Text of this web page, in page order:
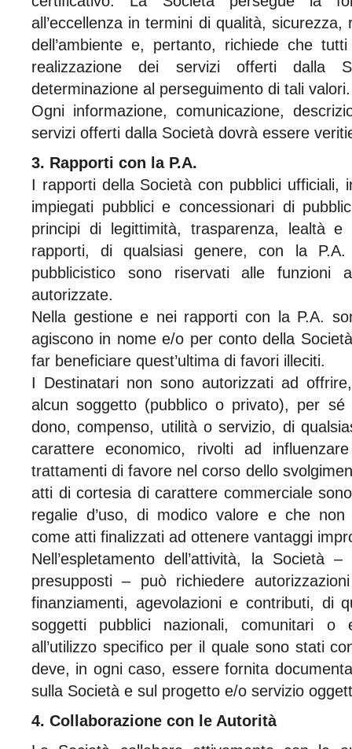
all’eccellenza in termini di qualità,
dell’ambiente e, pertanto, richiede che
realizzazione dei servizi offerti dalla
determinazione al perseguimento di tali valori.
Ogni informazione, comunicazione,
servizi offerti dalla Società dovrà essere
3. Rapporti con la P.A.
I rapporti della Società con pubblici ufficiali,
impiegati pubblici e concessionari di
principi di legittimità, trasparenza, lealtà
rapporti, di qualsiasi genere, con la
pubblicistico sono riservati alle funzioni
autorizzate.
Nella gestione e nei rapporti con la P.A.
agiscono in nome e/o per conto della
far beneficiare quest’ultima di favori illeciti.
I Destinatari non sono autorizzati ad
alcun soggetto (pubblico o privato), per
dono, compenso, utilità o servizio, di
carattere economico, rivolti ad
trattamenti di favore nel corso dello
atti di cortesia di carattere commerciale
regalie d’uso, di modico valore e che non
come atti finalizzati ad ottenere vantaggi
Nell’espletamento dell’attività, la Società
presupposti – può richiedere
finanziamenti, agevolazioni e contributi, di
soggetti pubblici nazionali, comunitari o
all’utilizzo specifico per il quale sono stati
deve, in ogni caso, essere fornita
sulla Società e sul progetto e/o servizio
4. Collaborazione con le Autorità